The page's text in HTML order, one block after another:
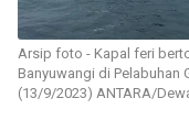
Arsip foto - Kapal feri
Banyuwangi di Pelabuhan
(13/9/2023) ANTARA/